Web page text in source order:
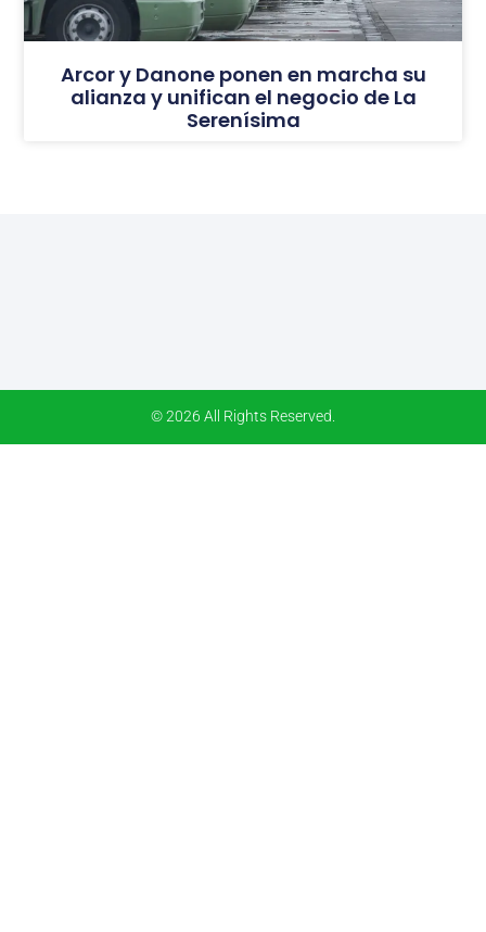
Arcor y Danone ponen en marcha su
alianza y unifican el negocio de La
Serenísima
© 2026 All Rights Reserved.